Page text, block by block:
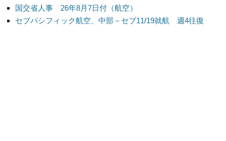
国交省人事 26年8月7日付（航空）
セブパシフィック航空、中部－セブ11/19就航 週4往復